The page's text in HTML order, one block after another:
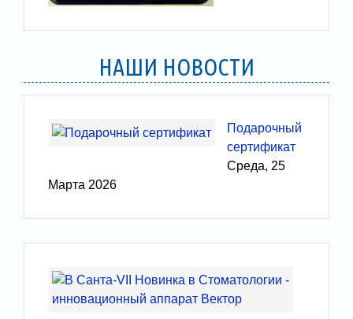
НАШИ НОВОСТИ
Подарочный
сертификат
Среда, 25
Марта 2026